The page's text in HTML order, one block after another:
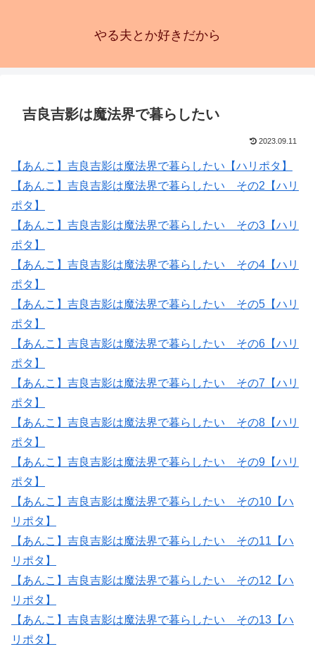
やる夫とか好きだから
吉良吉影は魔法界で暮らしたい
2023.09.11
【あんこ】吉良吉影は魔法界で暮らしたい【ハリポタ】
【あんこ】吉良吉影は魔法界で暮らしたい その2【ハリ
ポタ】
【あんこ】吉良吉影は魔法界で暮らしたい その3【ハリ
ポタ】
【あんこ】吉良吉影は魔法界で暮らしたい その4【ハリ
ポタ】
【あんこ】吉良吉影は魔法界で暮らしたい その5【ハリ
ポタ】
【あんこ】吉良吉影は魔法界で暮らしたい その6【ハリ
ポタ】
【あんこ】吉良吉影は魔法界で暮らしたい その7【ハリ
ポタ】
【あんこ】吉良吉影は魔法界で暮らしたい その8【ハリ
ポタ】
【あんこ】吉良吉影は魔法界で暮らしたい その9【ハリ
ポタ】
【あんこ】吉良吉影は魔法界で暮らしたい その10【ハ
リポタ】
【あんこ】吉良吉影は魔法界で暮らしたい その11【ハ
リポタ】
【あんこ】吉良吉影は魔法界で暮らしたい その12【ハ
リポタ】
【あんこ】吉良吉影は魔法界で暮らしたい その13【ハ
リポタ】